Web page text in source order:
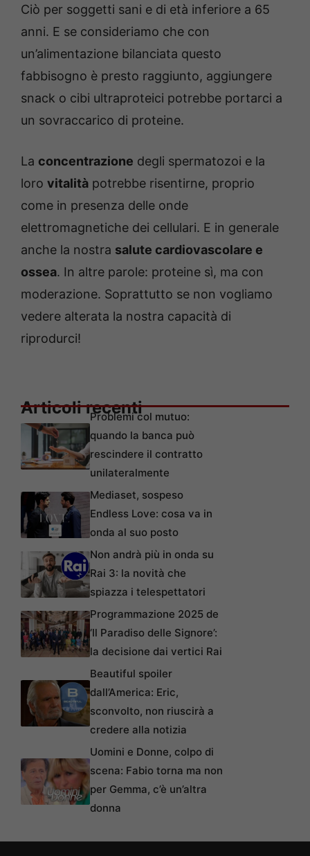
Ciò per soggetti sani e di età inferiore a 65
anni. E se consideriamo che con
un’alimentazione bilanciata questo
fabbisogno è presto raggiunto, aggiungere
snack o cibi ultraproteici potrebbe portarci a
un sovraccarico di proteine.
La concentrazione degli spermatozoi e la
loro vitalità potrebbe risentirne, proprio
come in presenza delle onde
elettromagnetiche dei cellulari. E in generale
anche la nostra salute cardiovascolare e
ossea. In altre parole: proteine sì, ma con
moderazione. Soprattutto se non vogliamo
vedere alterata la nostra capacità di
riprodurci!
Articoli recenti
Problemi col mutuo:
quando la banca può
rescindere il contratto
unilateralmente
Mediaset, sospeso
Endless Love: cosa va in
onda al suo posto
Non andrà più in onda su
Rai 3: la novità che
spiazza i telespettatori
Programmazione 2025 de
‘Il Paradiso delle Signore’:
la decisione dai vertici Rai
Beautiful spoiler
dall’America: Eric,
sconvolto, non riuscirà a
credere alla notizia
Uomini e Donne, colpo di
scena: Fabio torna ma non
per Gemma, c’è un’altra
donna